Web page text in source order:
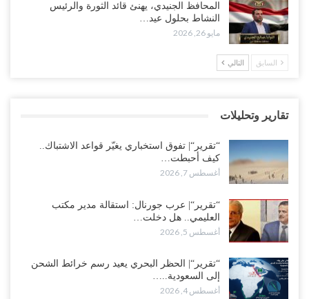
مليون برميل يشعل غضب حضرموت..!
أغسطس 4, 2026
مدير مكتب العليمي يقدم استقالته.. والخلافات تعصف بالرئاسي وصراع
“تعز“| وسط إعادة رسم النفوذ السعودي.. الإصلاح يجدد اتهامه لطارق
بالتهريب وعينه على المحافظ..!
أغسطس 4, 2026
“شبوة“| مع تحشيدات عسكرية تنذر بجولة جديدة مع السعودية.. الإمارات
تعيد تحشيد قواتها في أهم سواحل اليمن على البحر…
أغسطس 4, 2026
أغسطس 4, 2026
المحافظ الجنيدي، يهنئ قائد الثورة والرئيس
النشاط بحلول عيد…
مايو 26, 2026
السابق التالي
تقارير وتحليلات
“تقرير“| تفوق استخباري يغيّر قواعد الاشتباك..
كيف أحبطت…
أغسطس 7, 2026
“تقرير“| عرب جورنال: استقالة مدير مكتب
العليمي.. هل دخلت…
أغسطس 5, 2026
“تقرير“| الحظر البحري يعيد رسم خرائط الشحن
إلى السعودية..…
أغسطس 4, 2026